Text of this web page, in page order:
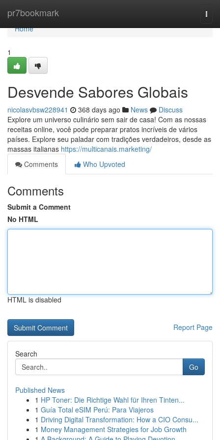
pr7bookmark
Home
Home
1
Desvende Sabores Globais
nicolasvbsw228941 368 days ago News
Discuss
Explore um universo culinário sem sair de casa! Com as nossas
receitas online, você pode preparar pratos incríveis de vários
países. Explore seu paladar com tradições verdadeiros, desde as
massas italianas https://multicanais.marketing/
Comments
Who Upvoted
Comments
Submit a Comment
No HTML
HTML is disabled
Report Page
Search
Go
Published News
1 HP Toner: Die Richtige Wahl für Ihren Tinten...
1 Guía Total eSIM Perú: Para Viajeros
1 Driving Digital Transformation: How a CIO Consu...
1 Money Management Strategies for Job Growth